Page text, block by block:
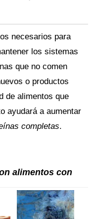
necesarios para
los sistemas
que no comen
o productos
de alimentos que
ayudará a aumentar
completas.
alimentos con